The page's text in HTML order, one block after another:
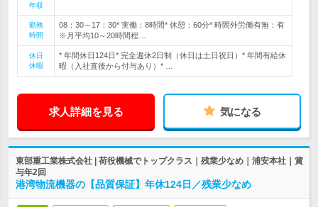
年収
勤務
時間
08：30～17：30* 実働：8時間* 休憩：60分* 時間外労働有無：有
※月平均10～20時間程…
休日
休暇
* 年間休日124日* 完全週休2日制（休日は土日祝日）* 年間有給休
暇（入社直後から付与あり）* …
求人詳細を見る 気になる
東部重工業株式会社 | 荷役機械でトップクラス｜残業少なめ｜浦安本社｜賞
与年2回
港湾物流機器の【品質保証】年休124日／残業少なめ